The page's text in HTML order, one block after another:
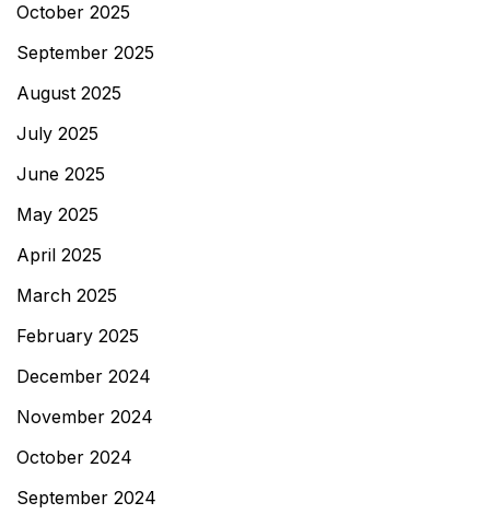
October 2025
September 2025
August 2025
July 2025
June 2025
May 2025
April 2025
March 2025
February 2025
December 2024
November 2024
October 2024
September 2024